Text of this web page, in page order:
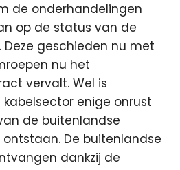
de onderhandelingen
op de status van de
geschieden nu met
nu het
vervalt. Wel is
enige onrust
de buitenlandse
ontstaan. De buitenlandse
dankzij de